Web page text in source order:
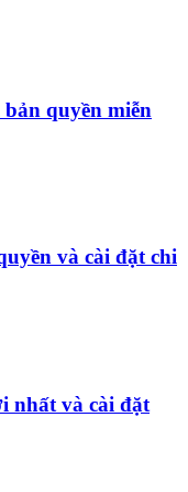
quyền miễn
và cài đặt chi
nhất và cài đặt